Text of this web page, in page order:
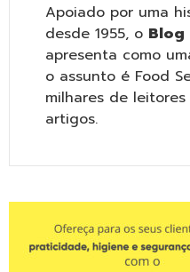
Apoiado por uma
desde 1955, o Blog
apresenta como
o assunto é Food
milhares de
artigos.